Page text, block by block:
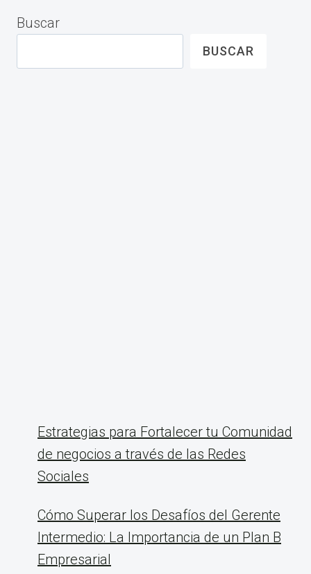
Buscar
BUSCAR
Estrategias para Fortalecer tu Comunidad
de negocios a través de las Redes
Sociales
Cómo Superar los Desafíos del Gerente
Intermedio: La Importancia de un Plan B
Empresarial